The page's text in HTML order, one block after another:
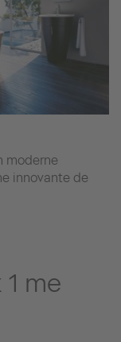
moderne
innovante de
me